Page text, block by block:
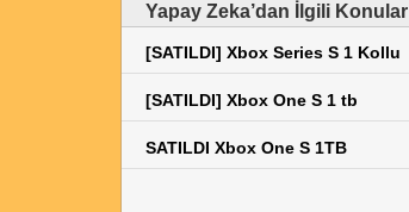
Yapay Zeka’dan İlgili Konular
[SATILDI] Xbox Series S 1 Kollu
[SATILDI] Xbox One S 1 tb
SATILDI Xbox One S 1TB